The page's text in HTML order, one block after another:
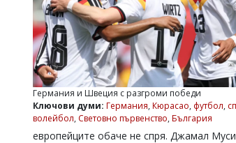
Управители:
Веселин
Василев,
v.vasilev@flagman.bg
Касабова,
k.kassabova@flagman.bg
Главен
редактор:
Германия и Швеция с разгроми победи
Ключови думи: Германия, Кюрасао, футбол,
волейбол, Световно първенство, България
европейците обаче не спря. Джамал